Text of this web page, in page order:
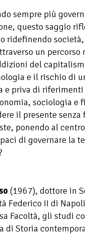
sempre più
questo saggio
ridefinendo
un
del
e il rischio di
e priva di
sociologia e
il presente
ponendo al
di governare la
(1967), dottore in
Federico II di
Facoltà, gli studi
di Storia